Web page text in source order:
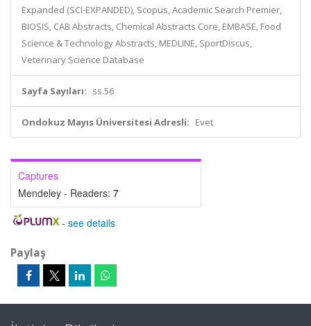
Expanded (SCI-EXPANDED), Scopus, Academic Search Premier,
BIOSIS, CAB Abstracts, Chemical Abstracts Core, EMBASE, Food
Science & Technology Abstracts, MEDLINE, SportDiscus,
Veterinary Science Database
Sayfa Sayıları: ss.56
Ondokuz Mayıs Üniversitesi Adresli: Evet
Captures
Mendeley - Readers: 7
- see details
Paylaş